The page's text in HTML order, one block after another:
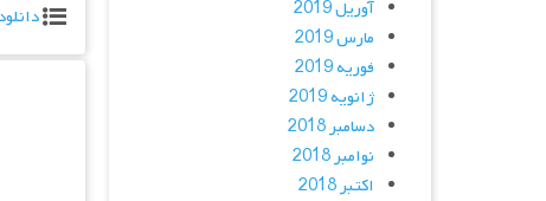
آوریل 2019
مارس 2019
فوریه 2019
ژانویه 2019
دسامبر 2018
نوامبر 2018
اکتبر 2018